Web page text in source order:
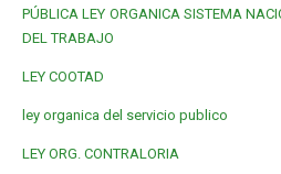
PÚBLICA LEY ORGANICA SISTEMA
DEL TRABAJO
LEY COOTAD
ley organica del servicio publico
LEY ORG. CONTRALORIA